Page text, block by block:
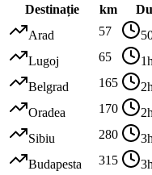
Destinație
km
Arad
57
Lugoj 65 1h
Belgrad 165 2h
Oradea 170
Sibiu 280
Budapesta 315